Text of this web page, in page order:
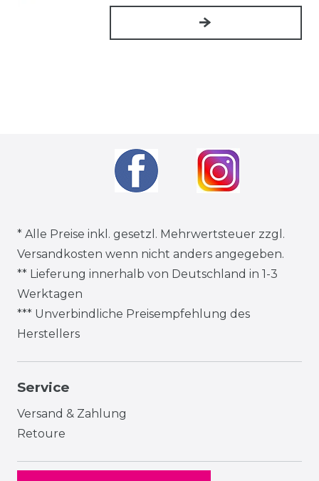
* Alle Preise inkl. gesetzl. Mehrwertsteuer zzgl.
Versandkosten wenn nicht anders angegeben.
** Lieferung innerhalb von Deutschland in 1-3
Werktagen
*** Unverbindliche Preisempfehlung des
Herstellers
Service
Versand & Zahlung
Retoure